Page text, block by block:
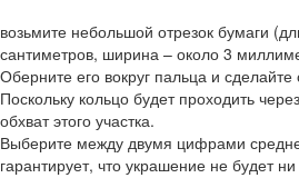
возьмите небольшой отрезок бумаги
сантиметров, ширина – около 3
Оберните его вокруг пальца и
Поскольку кольцо будет проходить
обхват этого участка.
Выберите между двумя цифрами
гарантирует, что украшение не будет